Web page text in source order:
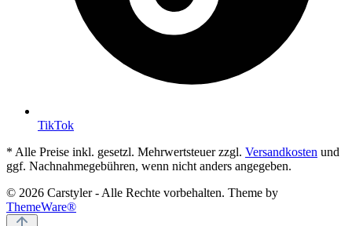
TikTok
* Alle Preise inkl. gesetzl. Mehrwertsteuer zzgl. Versandkosten und
ggf. Nachnahmegebühren, wenn nicht anders angegeben.
© 2026 Carstyler - Alle Rechte vorbehalten. Theme by
ThemeWare®